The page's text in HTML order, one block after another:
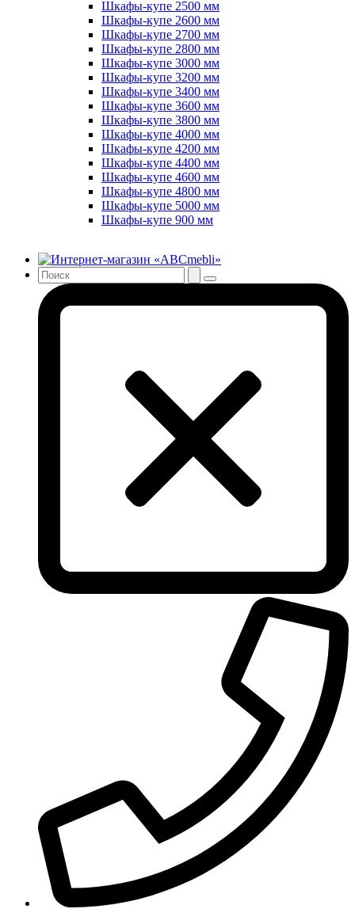
Шкафы-купе 2500 мм
Шкафы-купе 2600 мм
Шкафы-купе 2700 мм
Шкафы-купе 2800 мм
Шкафы-купе 3000 мм
Шкафы-купе 3200 мм
Шкафы-купе 3400 мм
Шкафы-купе 3600 мм
Шкафы-купе 3800 мм
Шкафы-купе 4000 мм
Шкафы-купе 4200 мм
Шкафы-купе 4400 мм
Шкафы-купе 4600 мм
Шкафы-купе 4800 мм
Шкафы-купе 5000 мм
Шкафы-купе 900 мм